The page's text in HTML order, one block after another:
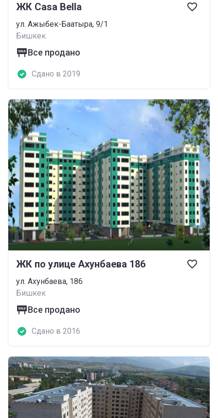
ЖК Casa Bella
ул. Ажыбек-Баатыра, 9/1
Бишкек
Все продано
Сдано в 2019
ЖК по улице Ахунбаева 186
ул. Ахунбаева, 186
Бишкек
Все продано
Сдано в 2016